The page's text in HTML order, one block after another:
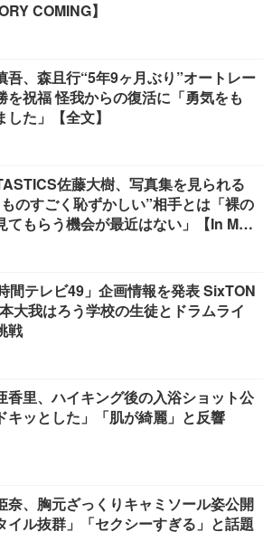
COMING】
吾、森且行“5年9ヶ月ぶり”オートレー
を祝福 怪我からの復活に「勇気をも
した」【全文】
佐藤大樹、写真集を見られる
のすごく恥ずかしい”相手とは「裸の
てもらう機会が最近はない」【In Moti
間テレビ49」企画情報を発表 SixTON
大我はろう学校の生徒とドラムライ
戦
香里、ハイキング後の入浴ショット公
キッとした」「肌が綺麗」と反響
奈、胸元ざっくりキャミソール姿公開
イル抜群」「セクシーすぎる」と話題